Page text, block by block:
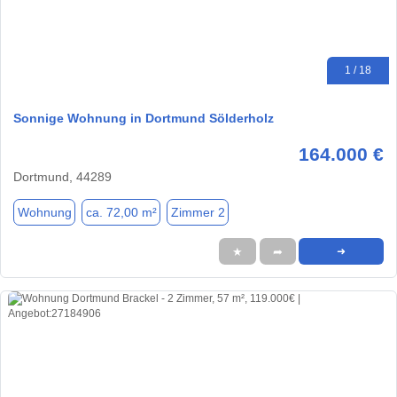
1 / 18
Sonnige Wohnung in Dortmund Sölderholz
164.000 €
Dortmund, 44289
Wohnung ca. 72,00 m² Zimmer 2
★ ➦ ➜